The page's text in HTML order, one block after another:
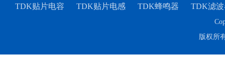
TDK贴片电容 TDK贴片电感 TDK蜂鸣器 TDK滤
版权所